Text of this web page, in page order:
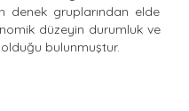
denek gruplarından elde
düzeyin durumluk ve
bulunmuştur.